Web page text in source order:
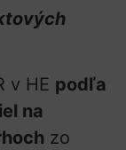
v HE podľa
na
zo